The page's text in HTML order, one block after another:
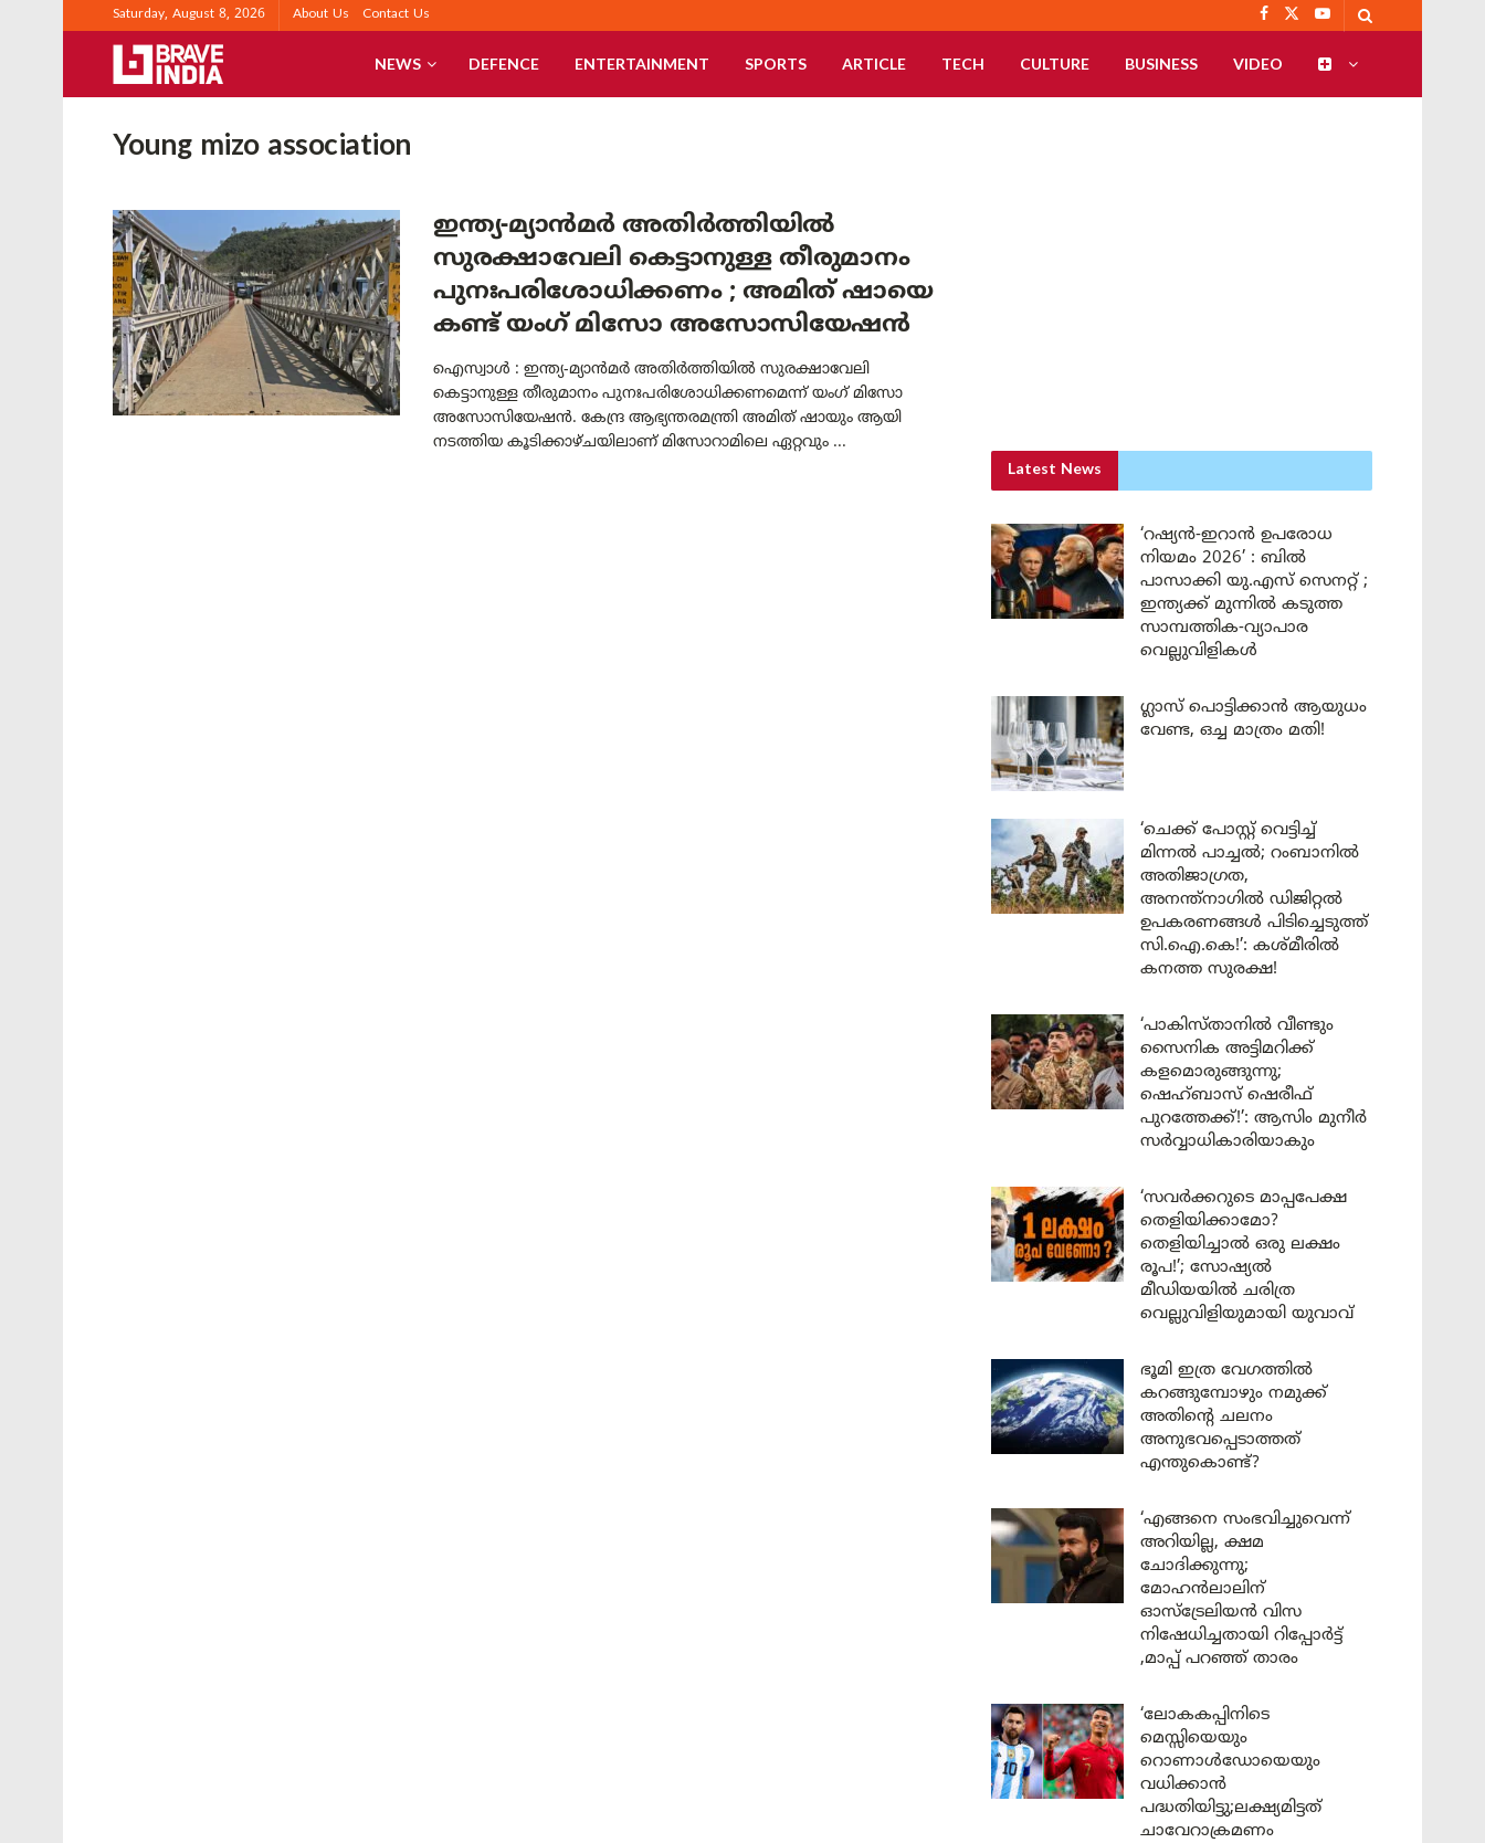
Saturday, August 8, 2026 About Us Contact Us
NEWS DEFENCE ENTERTAINMENT SPORTS ARTICLE TECH CULTURE BUSINESS VIDEO
Young mizo association
ഇന്ത്യ-മ്യാൻമർ അതിർത്തിയിൽ
സുരക്ഷാവേലി കെട്ടാനുള്ള തീരുമാനം
പുനഃപരിശോധിക്കണം ; അമിത് ഷായെ
കണ്ട് യംഗ് മിസോ അസോസിയേഷൻ
ഐസ്വാൾ : ഇന്ത്യ-മ്യാൻമർ അതിർത്തിയിൽ സുരക്ഷാവേലി
കെട്ടാനുള്ള തീരുമാനം പുനഃപരിശോധിക്കണമെന്ന് യംഗ് മിസോ
അസോസിയേഷൻ. കേന്ദ്ര ആഭ്യന്തരമന്ത്രി അമിത് ഷായും ആയി
നടത്തിയ കൂടിക്കാഴ്ചയിലാണ് മിസോറാമിലെ ഏറ്റവും ...
Latest News
‘റഷ്യൻ-ഇറാൻ ഉപരോധ
നിയമം 2026’ : ബിൽ
പാസാക്കി യു.എസ് സെനറ്റ് ;
ഇന്ത്യക്ക് മുന്നിൽ കടുത്ത
സാമ്പത്തിക-വ്യാപാര
വെല്ലുവിളികൾ
ഗ്ലാസ് പൊട്ടിക്കാൻ ആയുധം
വേണ്ട, ഒച്ച മാത്രം മതി!
‘ചെക്ക് പോസ്റ്റ് വെട്ടിച്ച്
മിന്നൽ പാച്ചൽ; റംബാനിൽ
അതിജാഗ്രത,
അനന്ത്നാഗിൽ ഡിജിറ്റൽ
ഉപകരണങ്ങൾ പിടിച്ചെടുത്ത്
സി.ഐ.കെ!’: കശ്മീരിൽ
കനത്ത സുരക്ഷ!
‘പാകിസ്താനിൽ വീണ്ടും
സൈനിക അട്ടിമറിക്ക്
കളമൊരുങ്ങുന്നു;
ഷെഹ്ബാസ് ഷെരീഫ്
പുറത്തേക്ക്!’: ആസിം മുനീർ
സർവ്വാധികാരിയാകും
‘സവർക്കറുടെ മാപ്പപേക്ഷ
തെളിയിക്കാമോ?
തെളിയിച്ചാൽ ഒരു ലക്ഷം
രൂപ!’; സോഷ്യൽ
മീഡിയയിൽ ചരിത്ര
വെല്ലുവിളിയുമായി യുവാവ്
ഭൂമി ഇത്ര വേഗത്തിൽ
കറങ്ങുമ്പോഴും നമുക്ക്
അതിന്റെ ചലനം
അനുഭവപ്പെടാത്തത്
എന്തുകൊണ്ട്?
‘എങ്ങനെ സംഭവിച്ചുവെന്ന്
അറിയില്ല, ക്ഷമ
ചോദിക്കുന്നു;
മോഹൻലാലിന്
ഓസ്ട്രേലിയൻ വിസ
നിഷേധിച്ചതായി റിപ്പോർട്ട്
,മാപ്പ് പറഞ്ഞ് താരം
‘ലോകകപ്പിനിടെ
മെസ്സിയെയും
റൊണാൾഡോയെയും
വധിക്കാൻ
പദ്ധതിയിട്ടു;ലക്ഷ്യമിട്ടത്
ചാവേറാക്രമണം